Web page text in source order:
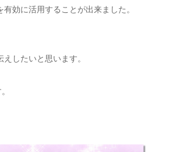
効に活用することが出来ました。
したいと思います。